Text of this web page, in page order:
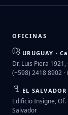
OFICINAS
URUGUAY ·
Dr. Luis Piera
(+598) 2418 8902 ·
EL SALVADOR
Edificio Insigne,
Salvador